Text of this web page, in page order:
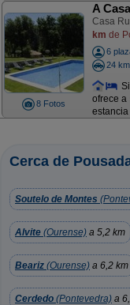
8 Fotos
A
Casa
km de
6
24
ofrece
Cerca de
Soutelo de Montes
Alvite (Ourense) a 5,2 km
Beariz (Ourense) a 6,2 km
Cerdedo (Pontevedra) a